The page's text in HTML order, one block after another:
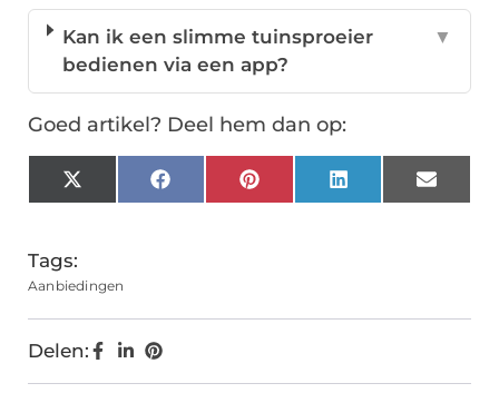
Kan ik een slimme tuinsproeier
bedienen via een app?
▼
Goed artikel? Deel hem dan op:
X
(Twitter)
FacebookPinterestLinkedInEmail
Tags:
Aanbiedingen
Delen: